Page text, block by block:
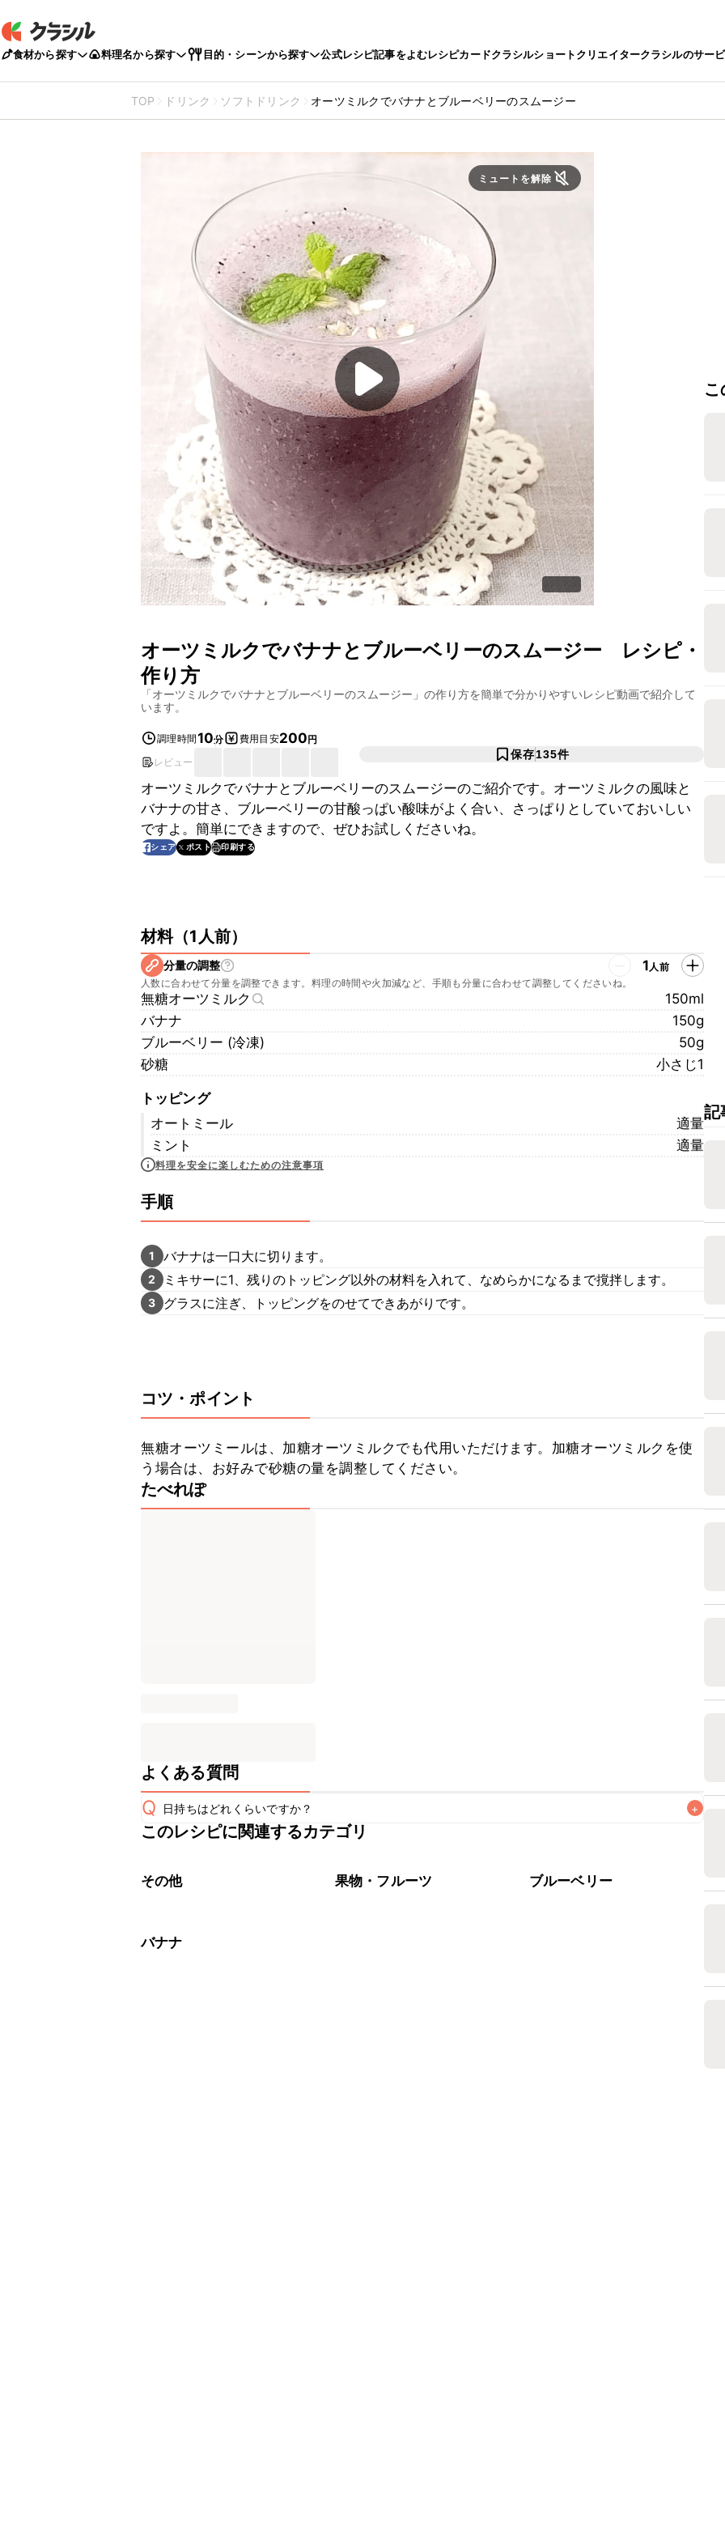
食材から探す 料理名から探す 目的・シーンから探す 公式レシピ記事をよむレシピカードクラシルショートクリエイタークラシルのサー
TOP ドリンク ソフトドリンク オーツミルクでバナナとブルーベリーのスムージー
ミュートを解除
オーツミルクでバナナとブルーベリーのスムージー レシピ・
作り方
「オーツミルクでバナナとブルーベリーのスムージー 」の作り方を簡単で分かりやすいレシピ動画で紹介して
います。
調理時間10分 費用目安200円
レビュー
保存135件
オーツミルクでバナナとブルーベリーのスムージーのご紹介です。オーツミルクの風味と
バナナの甘さ、ブルーベリーの甘酸っぱい酸味がよく合い、さっぱりとしていておいしい
ですよ。簡単にできますので、ぜひお試しくださいね。
シェア ポスト 印刷する
材料（1人前）
分量の調整 1人前
人数に合わせて分量を調整できます。料理の時間や火加減など、手順も分量に合わせて調整してくださいね。
無糖オーツミルク
150ml
バナナ
150g
ブルーベリー (冷凍)
50g
砂糖
小さじ1
トッピング
オートミール
適量
ミント
適量
料理を安全に楽しむための注意事項
手順
1 バナナは一口大に切ります。
2 ミキサーに1、残りのトッピング以外の材料を入れて、なめらかになるまで撹拌します。
3 グラスに注ぎ、トッピングをのせてできあがりです。
コツ・ポイント
無糖オーツミールは、加糖オーツミルクでも代用いただけます。加糖オーツミルクを使
う場合は、お好みで砂糖の量を調整してください。
たべれぽ
よくある質問
Q 日持ちはどれくらいですか？ +
保存期間は冷蔵で当日中が目安です。なるべくお早めにお召し上がりください。
※日持ちは目安です。
このレシピに関連するカテゴリ
その他 果物・フルーツ ブルーベリー
バナナ
記